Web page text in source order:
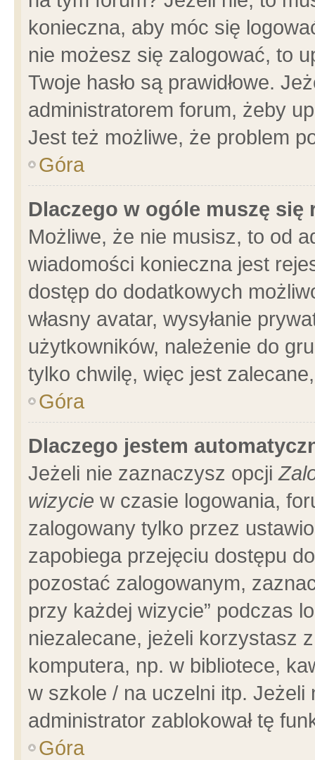
konieczna, aby móc się
nie możesz się zalogować, to
Twoje hasło są prawidłowe.
administratorem forum, żeby
Jest też możliwe, że problem
Góra
Dlaczego w ogóle muszę się
Możliwe, że nie musisz, to od
wiadomości konieczna jest
dostęp do dodatkowych
własny avatar, wysyłanie
użytkowników, należenie do
tylko chwilę, więc jest
Góra
Dlaczego jestem
Jeżeli nie zaznaczysz opcji
wizycie w czasie logowania,
zalogowany tylko przez
zapobiega przejęciu dostępu
pozostać zalogowanym,
przy każdej wizycie” podczas
niezalecane, jeżeli korzystasz
komputera, np. w bibliotece,
w szkole / na uczelni itp.
administrator zablokował tę
Góra